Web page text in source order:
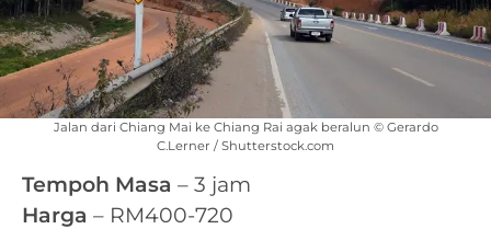
Jalan dari Chiang Mai ke Chiang Rai agak beralun © Gerardo
C.Lerner / Shutterstock.com
Tempoh Masa – 3 jam
Harga – RM400-720